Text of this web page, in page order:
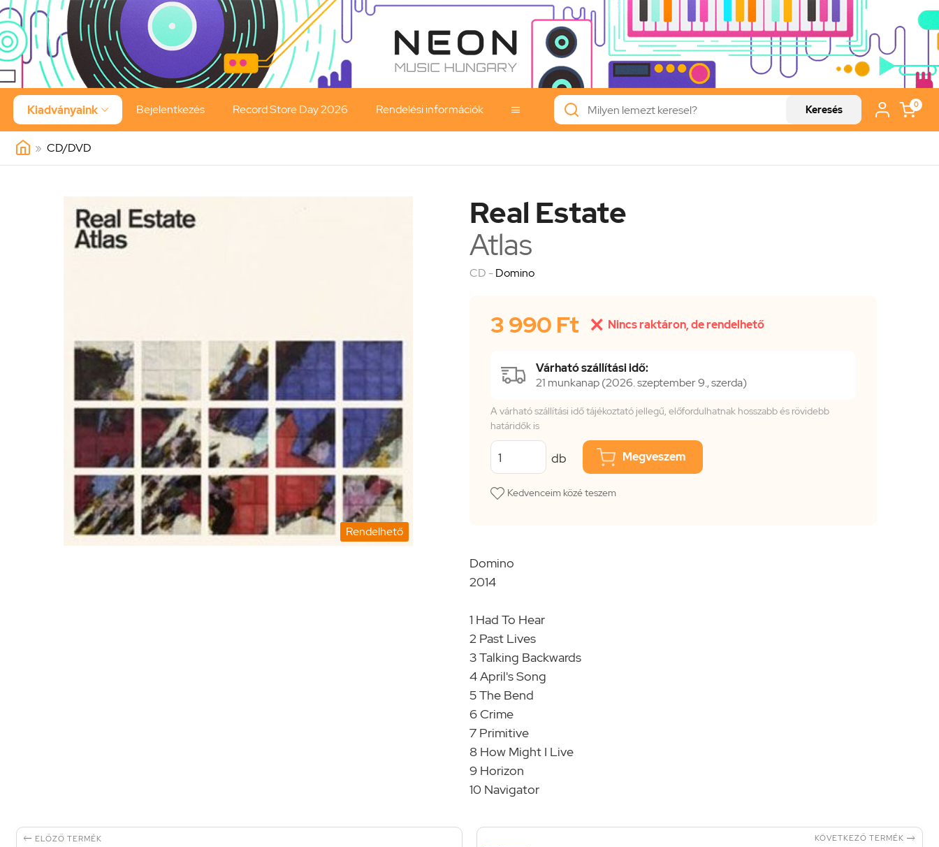
Kiadványaink  Bejelentkezés Record Store Day 2026 Rendelési információk  Keresés 0
» CD/DVD
Rendelhető
Real Estate
Atlas
CD -Domino
3 990 Ft  Nincs raktáron, de rendelhető
Várható szállítási idő:
21 munkanap (2026. szeptember 9., szerda)
A várható szállítási idő tájékoztató jellegű, előfordulhatnak hosszabb és rövidebb
határidők is
db Megveszem
Kedvenceim közé teszem
Domino
2014
1 Had To Hear
2 Past Lives
3 Talking Backwards
4 April's Song
5 The Bend
6 Crime
7 Primitive
8 How Might I Live
9 Horizon
10 Navigator
 ELŐZŐ TERMÉK KÖVETKEZŐ TERMÉK 